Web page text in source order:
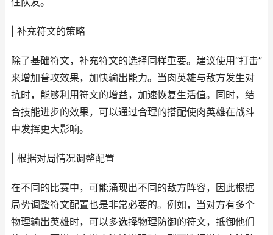
| 补充符文的策略
除了基础符文，补充符文的选择同样重要。建议使用“打击”
来增加普攻效果，加快输出能力。当肉英雄与敌方发生对
抗时，能够利用符文的增益，加速恢复生活值。同时，结
合技能进步的效果，可以通过合理的搭配使肉英雄在战斗
中发挥更大影响。
| 根据对局情况调整配置
在不同的比赛中，可能涌现出不同的敌方阵容，因此根据
局势调整符文配置也是非常必要的。例如，当对方有多个
物理输出英雄时，可以多选择物理防御的符文，抵御他们